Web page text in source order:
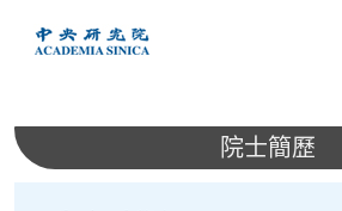
內
院士簡歷